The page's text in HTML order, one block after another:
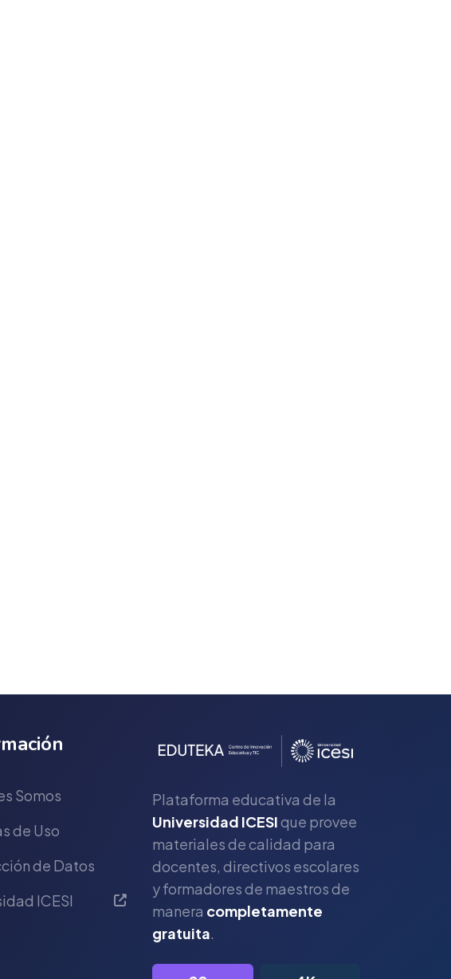
Somos
de Uso
de Datos
ICESI
Plataforma educativa de la
Universidad ICESIque provee
materiales de calidad para
docentes, directivos escolares
y formadores de maestros de
manera completamente
gratuita.